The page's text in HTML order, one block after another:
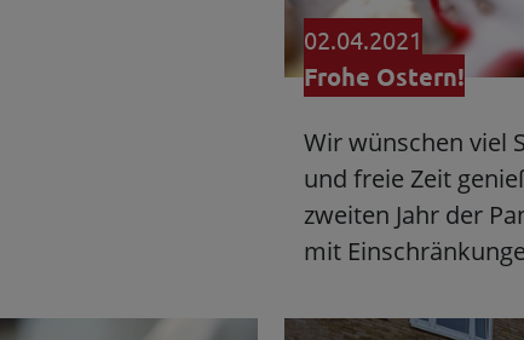
02.04.2021
Frohe Ostern!
Wir wünschen viel
und freie Zeit
zweiten Jahr der
mit